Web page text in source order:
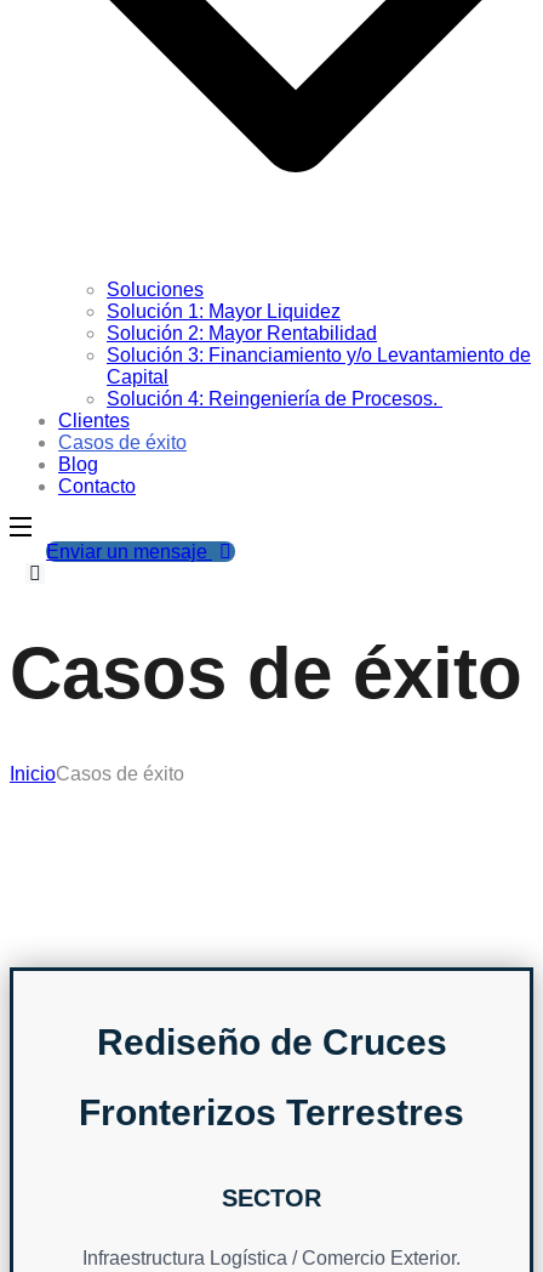
Soluciones
Solución 1: Mayor Liquidez
Solución 2: Mayor Rentabilidad
Solución 3: Financiamiento y/o Levantamiento de
Capital
Solución 4: Reingeniería de Procesos.
Clientes
Casos de éxito
Blog
Contacto
Enviar un mensaje
Casos de éxito
InicioCasos de éxito
Rediseño de Cruces
Fronterizos Terrestres
SECTOR
Infraestructura Logística / Comercio Exterior.